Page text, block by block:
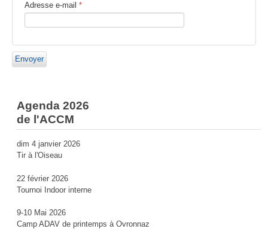
Adresse e-mail *
Envoyer
Agenda 2026
de l'ACCM
dim 4 janvier 2026
Tir à l'Oiseau
22 février 2026
Tournoi Indoor interne
9-10 Mai 2026
Camp ADAV de printemps à Ovronnaz